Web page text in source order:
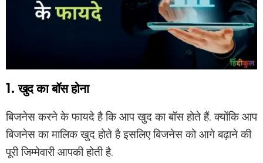
1. खुद का बॉस होना
बिजनेस करने के फायदे है कि आप खुद का बॉस होते हैं. क्योंकि आप
बिजनेस का मालिक खुद होते है इसलिए बिजनेस को आगे बढ़ाने की
पूरी जिम्मेवारी आपकी होती है.